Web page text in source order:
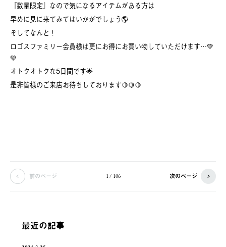
『数量限定』なので気になるアイテムがある方は
早めに見に来てみてはいかがでしょう🌎
そしてなんと！
ロゴスファミリー会員様は更にお得にお買い物していただけます…💚
💚
オトクオトクな5日間です🌟
是非皆様のご来店お待ちしております🍋🍋🍋
前のページ 1 / 106 次のページ
最近の記事